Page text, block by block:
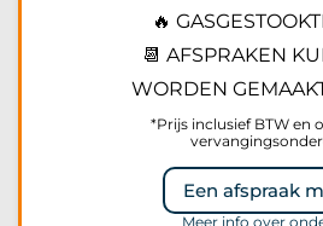
🔥
📆 AFSPRAKEN
WORDEN
*Prijs inclusief BTW en
Een afspraak
Meer info over